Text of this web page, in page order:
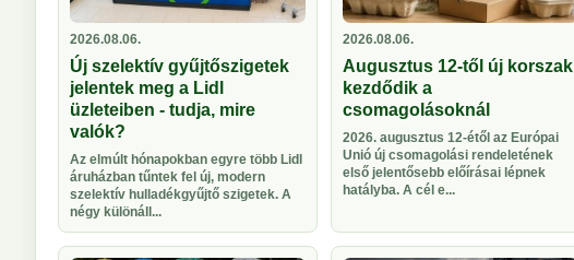
2026.08.06.
Új szelektív gyűjtőszigetek
jelentek meg a Lidl
üzleteiben - tudja, mire
valók?
Az elmúlt hónapokban egyre több Lidl
áruházban tűntek fel új, modern
szelektív hulladékgyűjtő szigetek. A
négy különáll...
2026.08.06.
Augusztus 12-től új korszak
kezdődik a
csomagolásoknál
2026. augusztus 12-étől az Európai
Unió új csomagolási rendeletének
első jelentősebb előírásai lépnek
hatályba. A cél e...